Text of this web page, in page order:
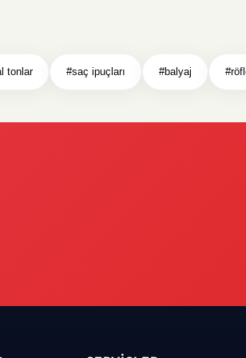
tonlar #saç ipuçları #balyaj